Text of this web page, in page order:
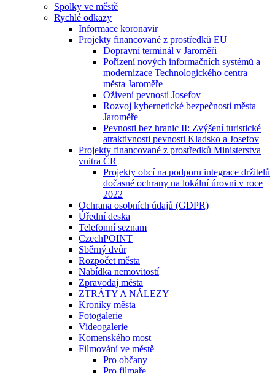
Spolky ve městě
Rychlé odkazy
Informace koronavir
Projekty financované z prostředků EU
Dopravní terminál v Jaroměři
Pořízení nových informačních systémů a
modernizace Technologického centra
města Jaroměře
Oživení pevnosti Josefov
Rozvoj kybernetické bezpečnosti města
Jaroměře
Pevnosti bez hranic II: Zvýšení turistické
atraktivnosti pevnosti Kladsko a Josefov
Projekty financované z prostředků Ministerstva
vnitra ČR
Projekty obcí na podporu integrace držitelů
dočasné ochrany na lokální úrovni v roce
2022
Ochrana osobních údajů (GDPR)
Úřední deska
Telefonní seznam
CzechPOINT
Sběrný dvůr
Rozpočet města
Nabídka nemovitostí
Zpravodaj města
ZTRÁTY A NÁLEZY
Kroniky města
Fotogalerie
Videogalerie
Komenského most
Filmování ve městě
Pro občany
Pro filmaře